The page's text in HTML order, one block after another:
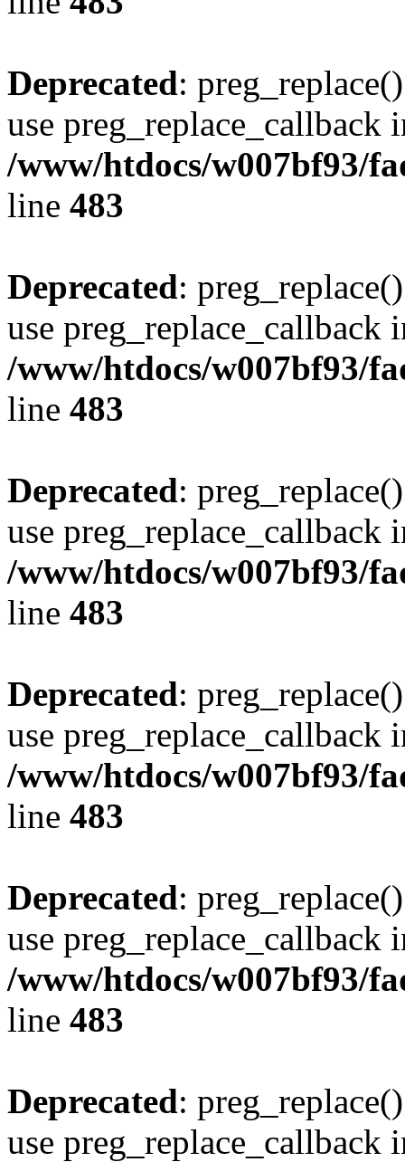
Deprecated:
use preg_replace_callback
/www/htdocs/w007bf93/
line 483
Deprecated:
use preg_replace_callback
/www/htdocs/w007bf93/
line 483
Deprecated:
use preg_replace_callback
/www/htdocs/w007bf93/
line 483
Deprecated:
use preg_replace_callback
/www/htdocs/w007bf93/
line 483
Deprecated:
use preg_replace_callback
/www/htdocs/w007bf93/
line 483
Deprecated:
use preg_replace_callback